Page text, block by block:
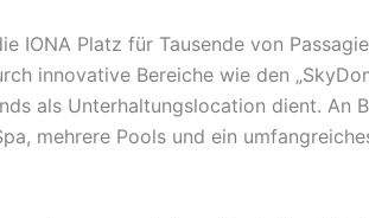
IONA Platz für Tausende von
innovative Bereiche wie den
als Unterhaltungslocation dient. An
mehrere Pools und ein